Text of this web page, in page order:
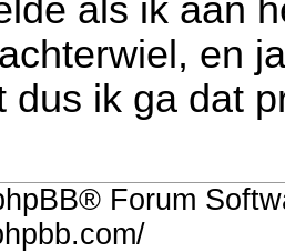
als ik aan
en
dus ik ga dat
Forum